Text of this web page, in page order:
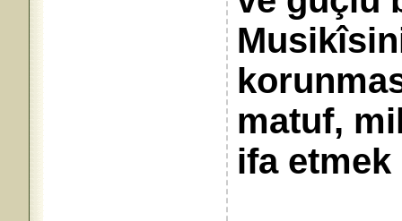
matuf,
ifa etmek